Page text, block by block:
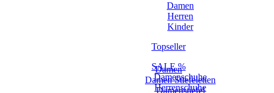
Damen
Herren
Kinder
Topseller
SALE %
Damenschuhe
Herrenschuhe
Damen
Damen Stiefeletten
Damenstiefel